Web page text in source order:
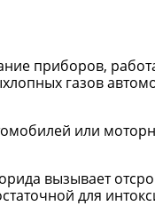
приборов,
газов
или
вызывает
для